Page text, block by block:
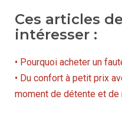
Ces articles
intéresser :
• Pourquoi acheter un
• Du confort à petit prix
moment de détente et